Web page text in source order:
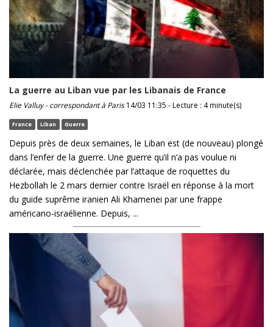
La guerre au Liban vue par les Libanais de France
Elie Valluy - correspondant à Paris14/03 11:35 - Lecture : 4 minute(s)
France Liban Guerre
Depuis près de deux semaines, le Liban est (de nouveau) plongé
dans l’enfer de la guerre. Une guerre qu’il n’a pas voulue ni
déclarée, mais déclenchée par l’attaque de roquettes du
Hezbollah le 2 mars dernier contre Israël en réponse à la mort
du guide suprême iranien Ali Khamenei par une frappe
américano-israélienne. Depuis, ...